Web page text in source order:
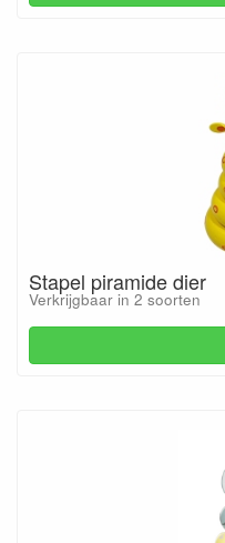
Stapel piramide dier
Verkrijgbaar in 2 soorten